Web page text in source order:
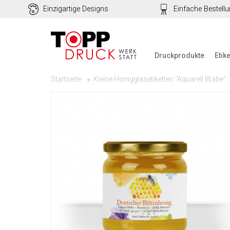
Einzigartige Designs Einfache
Druckprodukte
Startseite Kleine Honigglasetiketten "Aquarell Wabe"